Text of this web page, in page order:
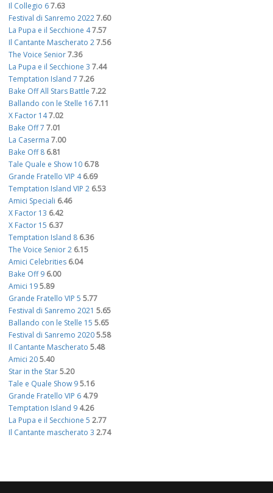
Il Collegio 67.63
Festival di Sanremo 20227.60
La Pupa e il Secchione 47.57
Il Cantante Mascherato 27.56
The Voice Senior7.36
La Pupa e il Secchione 3 7.44
Temptation Island 7 7.26
Bake Off All Stars Battle 7.22
Ballando con le Stelle 167.11
X Factor 147.02
Bake Off 7 7.01
La Caserma 7.00
Bake Off 8 6.81
Tale Quale e Show 10 6.78
Grande Fratello VIP 4 6.69
Temptation Island VIP 2 6.53
Amici Speciali 6.46
X Factor 13 6.42
X Factor 15 6.37
Temptation Island 8 6.36
The Voice Senior 2 6.15
Amici Celebrities 6.04
Bake Off 9 6.00
Amici 195.89
Grande Fratello VIP 5 5.77
Festival di Sanremo 2021 5.65
Ballando con le Stelle 15 5.65
Festival di Sanremo 20205.58
Il Cantante Mascherato 5.48
Amici 205.40
Star in the Star5.20
Tale e Quale Show 95.16
Grande Fratello VIP 6 4.79
Temptation Island 9 4.26
La Pupa e il Secchione 5 2.77
Il Cantante mascherato 3 2.74